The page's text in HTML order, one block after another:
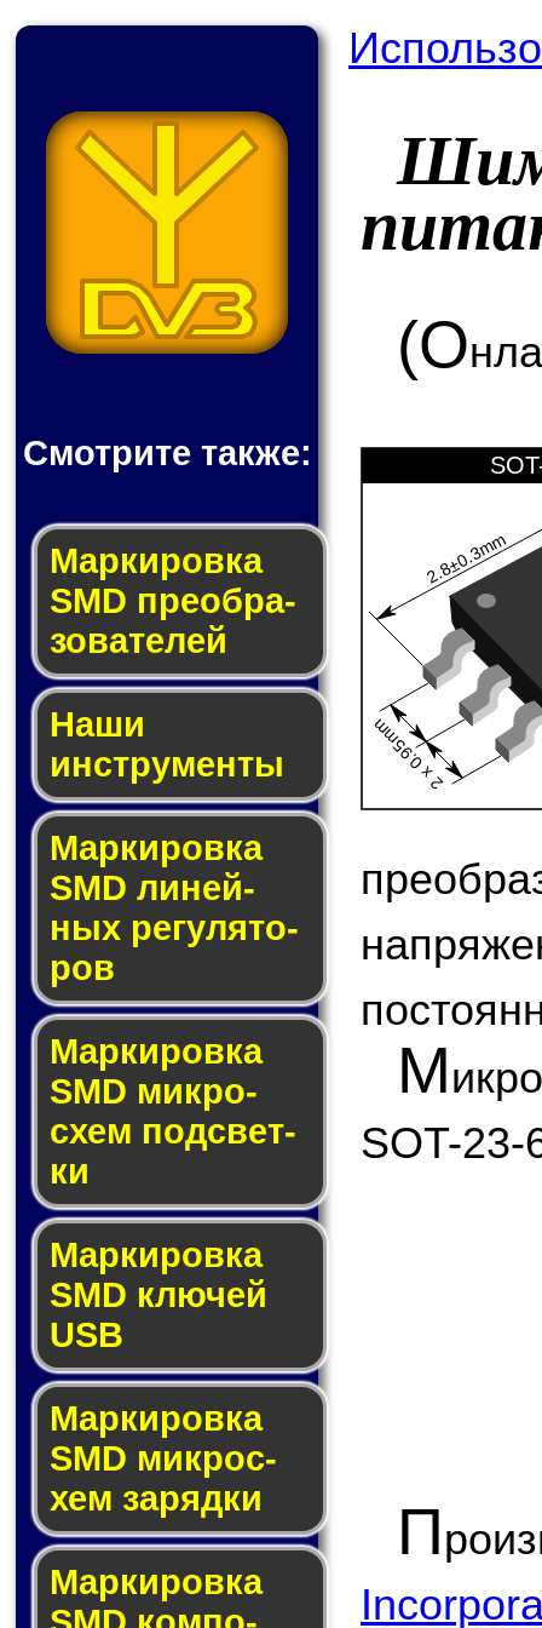
Смотрите также:
Мар­ки­ров­ка
SMD пре­об­ра­
зо­ва­те­лей
Наши
инструменты
Маркировка
SMD ли­ней­
ных ре­гу­ля­то­
ров
Маркировка
SMD мик­ро­
схем под­свет­
ки
Маркировка
SMD клю­чей
USB
Маркировка
SMD мик­рос­
хем за­ряд­ки
Маркировка
(О
2.8±0.3mm
2 x 0.95mm
М
SOT-23-
П